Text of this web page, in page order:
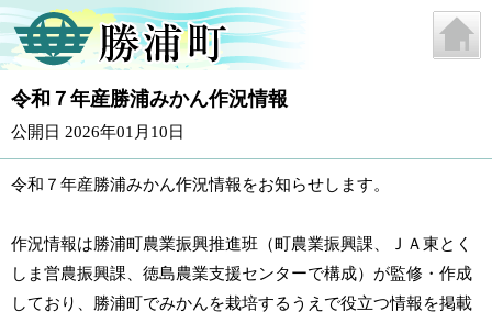
令和７年産勝浦みかん作況情報
公開日 2026年01月10日
令和７年産勝浦みかん作況情報をお知らせします。
作況情報は勝浦町農業振興推進班（町農業振興課、ＪＡ東とく
しま営農振興課、徳島農業支援センターで構成）が監修・作成
しており、勝浦町でみかんを栽培するうえで役立つ情報を掲載